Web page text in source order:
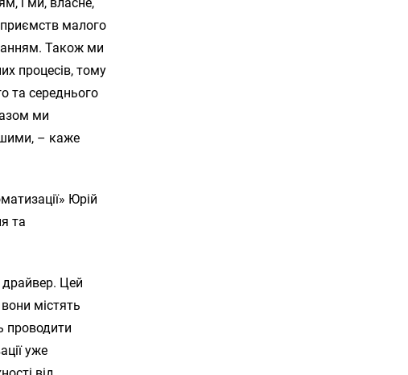
малого
Також ми
процесів, тому
та середнього
ми
– каже
Юрій
та
драйвер. Цей
містять
проводити
уже